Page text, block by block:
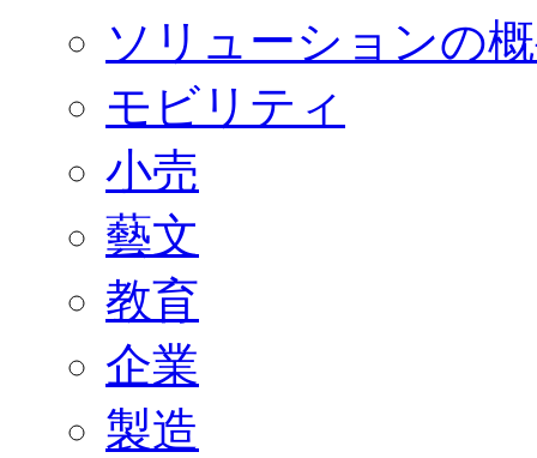
ソリューションの
モビリティ
小売
藝文
教育
企業
製造